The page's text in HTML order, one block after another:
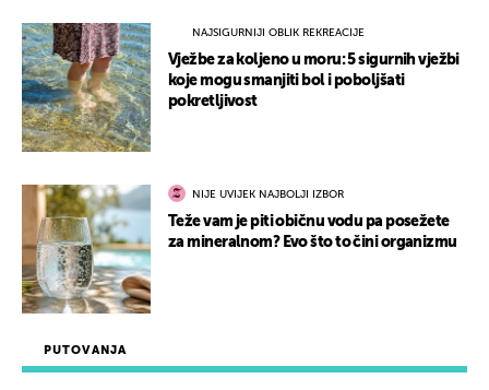
PUTOVANJA
NAJSIGURNIJI OBLIK REKREACIJE
Vježbe za koljeno u moru: 5 sigurnih vježbi
koje mogu smanjiti bol i poboljšati
pokretljivost
NIJE UVIJEK NAJBOLJI IZBOR
Teže vam je piti običnu vodu pa posežete
za mineralnom? Evo što to čini organizmu